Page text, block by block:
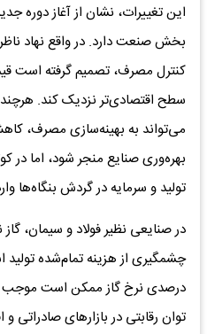
این تغییرات، نشان از آغاز دوره
بخش صنعت دارد. در واقع نهاد
کنترل مصرف، تصمیم گرفته است
سطح اقتصادی‌تر نزدیک کند.
می‌تواند به بهینه‌سازی مصرف،
بهره‌وری صنایع منجر شود، اما
تولید و سرمایه در گردش بنگاه‌ها
در صنایعی نظیر فولاد و سیمان،
درصدی نرخ گاز ممکن است
توان رقابتی در بازارهای